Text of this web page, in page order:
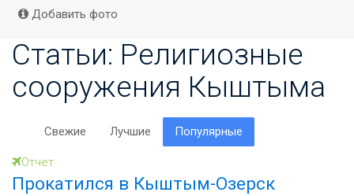
Добавить фото
Статьи: Религиозные
сооружения Кыштыма
Свежие Лучшие Популярные
Отчет
Прокатился в Кыштым-Озерск